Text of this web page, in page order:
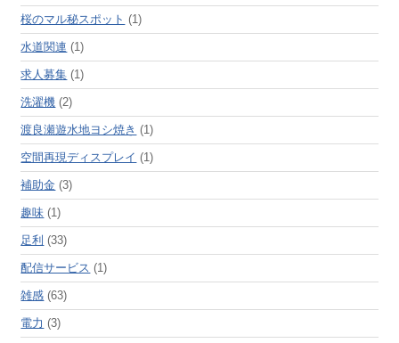
桜のマル秘スポット (1)
水道関連 (1)
求人募集 (1)
洗濯機 (2)
渡良瀬遊水地ヨシ焼き (1)
空間再現ディスプレイ (1)
補助金 (3)
趣味 (1)
足利 (33)
配信サービス (1)
雑感 (63)
電力 (3)